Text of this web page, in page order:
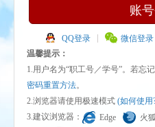
账
QQ登录 微信登录
温馨提示：
1.用户名为“职工号／学号”。若忘
密码重置方法。
2.浏览器请使用极速模式 (如何使用
3.建议浏览器：
Edge 火狐